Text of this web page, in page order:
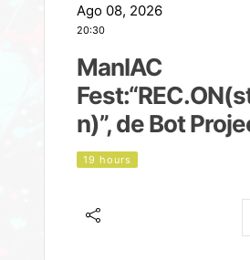
Ago 08, 2026
20:30
ManIAC
n)”, de Bot
19 hours